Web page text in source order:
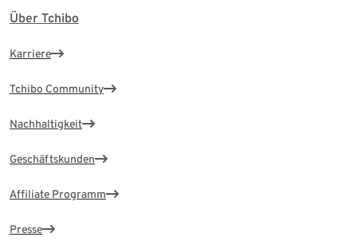
Über Tchibo
Karriere
Tchibo Community
Nachhaltigkeit
Geschäftskunden
Affiliate Programm
Presse